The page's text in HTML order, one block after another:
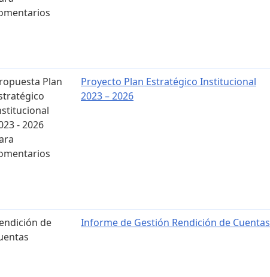
Plan
- 2026
Proyecto Plan Estratégico Institucional
2023 – 2026
de
Informe de Gestión Rendición de Cuentas